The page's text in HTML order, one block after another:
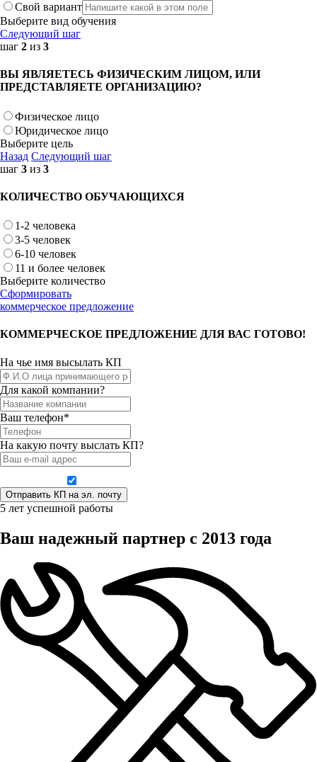
Свой вариант
Выберите вид обучения
Следующий шаг
шаг 2 из 3
ВЫ ЯВЛЯЕТЕСЬ ФИЗИЧЕСКИМ ЛИЦОМ, ИЛИ
ПРЕДСТАВЛЯЕТЕ ОРГАНИЗАЦИЮ?
Физическое лицо
Юридическое лицо
Выберите цель
Назад Следующий шаг
шаг 3 из 3
КОЛИЧЕСТВО ОБУЧАЮЩИХСЯ
1-2 человека
3-5 человек
6-10 человек
11 и более человек
Выберите количество
Сформировать
коммерческое предложение
КОММЕРЧЕСКОЕ ПРЕДЛОЖЕНИЕ ДЛЯ ВАС ГОТОВО!
На чье имя высылать КП
Для какой компании?
Ваш телефон*
На какую почту выслать КП?
5 лет успешной работы
Ваш надежный партнер с 2013 года